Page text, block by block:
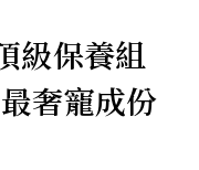
級保養組
奢寵成份